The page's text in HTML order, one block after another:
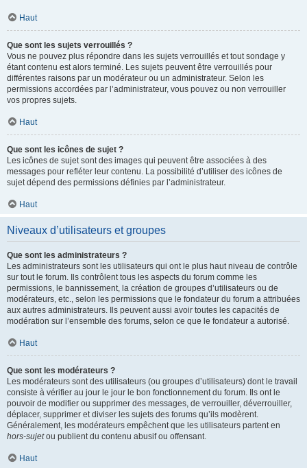
Haut
Que sont les sujets verrouillés ?
Vous ne pouvez plus répondre dans les sujets verrouillés et tout sondage y
étant contenu est alors terminé. Les sujets peuvent être verrouillés pour
différentes raisons par un modérateur ou un administrateur. Selon les
permissions accordées par l’administrateur, vous pouvez ou non verrouiller
vos propres sujets.
Haut
Que sont les icônes de sujet ?
Les icônes de sujet sont des images qui peuvent être associées à des
messages pour refléter leur contenu. La possibilité d’utiliser des icônes de
sujet dépend des permissions définies par l’administrateur.
Haut
Niveaux d’utilisateurs et groupes
Que sont les administrateurs ?
Les administrateurs sont les utilisateurs qui ont le plus haut niveau de contrôle
sur tout le forum. Ils contrôlent tous les aspects du forum comme les
permissions, le bannissement, la création de groupes d’utilisateurs ou de
modérateurs, etc., selon les permissions que le fondateur du forum a attribuées
aux autres administrateurs. Ils peuvent aussi avoir toutes les capacités de
modération sur l’ensemble des forums, selon ce que le fondateur a autorisé.
Haut
Que sont les modérateurs ?
Les modérateurs sont des utilisateurs (ou groupes d’utilisateurs) dont le travail
consiste à vérifier au jour le jour le bon fonctionnement du forum. Ils ont le
pouvoir de modifier ou supprimer des messages, de verrouiller, déverrouiller,
déplacer, supprimer et diviser les sujets des forums qu’ils modèrent.
Généralement, les modérateurs empêchent que les utilisateurs partent en
hors-sujetou publient du contenu abusif ou offensant.
Haut